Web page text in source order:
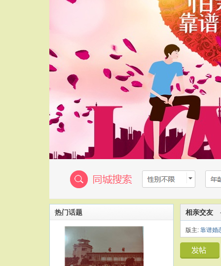
热门话题 相亲交友
版主: 靠谱婚